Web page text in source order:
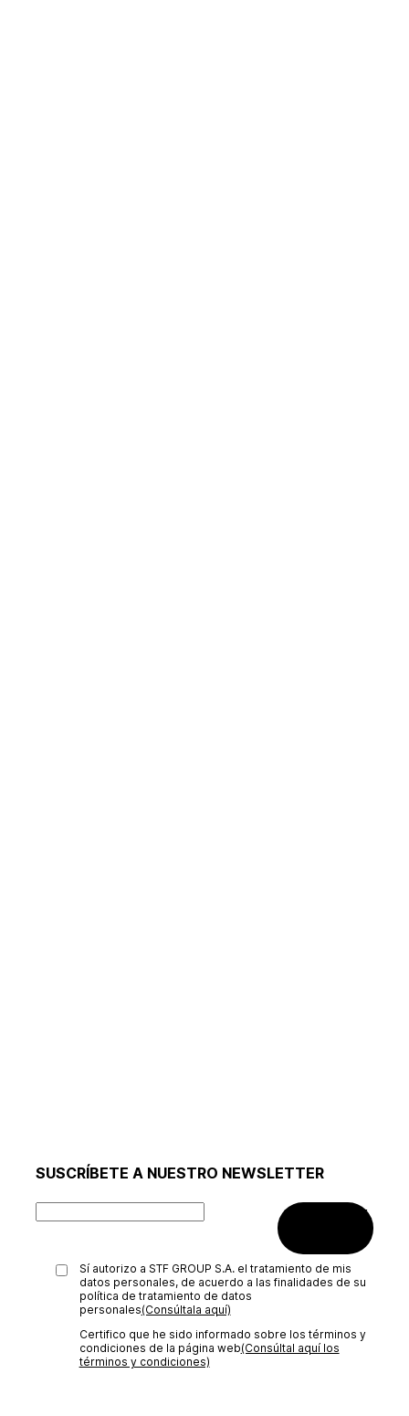
SUSCRÍBETE A NUESTRO NEWSLETTER
SUSCRIBIRME
Sí autorizo a STF GROUP S.A. el tratamiento de mis
datos personales, de acuerdo a las finalidades de su
política de tratamiento de datos
personales‎(Consúltala aquí)
Certifico que he sido informado sobre los términos y
condiciones de la página web‎(Consúltal aquí los
términos y condiciones)